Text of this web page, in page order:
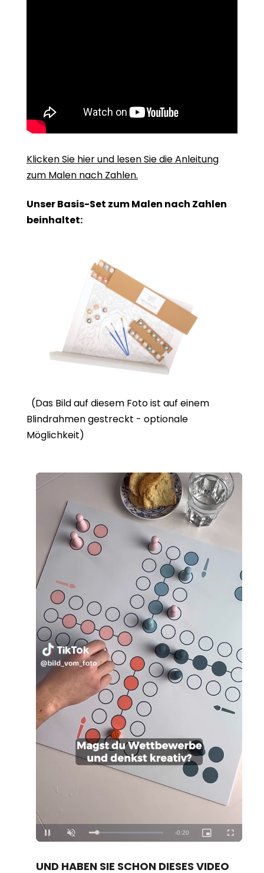
Klicken Sie hier und lesen Sie die Anleitung
zum Malen nach Zahlen.
Unser Basis-Set zum Malen nach Zahlen
beinhaltet:
(Das Bild auf diesem Foto ist auf einem
Blindrahmen gestreckt - optionale
Möglichkeit)
Unmute Loaded:
100.00%
UND HABEN SIE SCHON DIESES VIDEO